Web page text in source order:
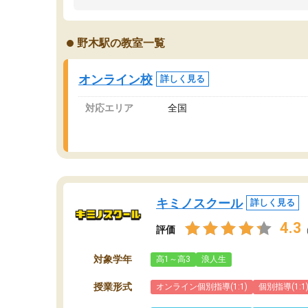
オンラインツールを使用した単語帳の共有があ
り宿題もそちらで出される形でした。
2ヶ月で担当講師の方がお辞めになると言う事で
講師変更の申し出があり、あまりに短期での変
更だった為、塾に通う事にして退会しました。
遅れも取り戻せ、授業内容や講師の方は良かっ
ま
野木駅の教室一覧
オンライン校 詳しく見る
対応エリア 全国
キミノスクール 詳しく見る
評価 4.3
対象学年 高1～高3 浪人生
授業形式 オンライン個別指導(1:1) 個別指導(1:1)